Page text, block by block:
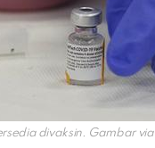
divaksin. Gambar via